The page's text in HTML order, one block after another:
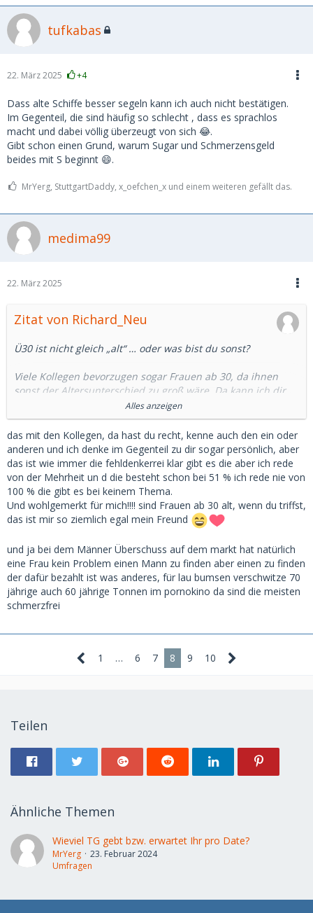
tufkabas
22. März 2025 +4
Dass alte Schiffe besser segeln kann ich auch nicht bestätigen.
Im Gegenteil, die sind häufig so schlecht , dass es sprachlos
macht und dabei völlig überzeugt von sich 😂.
Gibt schon einen Grund, warum Sugar und Schmerzensgeld
beides mit S beginnt 😄.
MrYerg, StuttgartDaddy, x_oefchen_x und einem weiteren gefällt das.
medima99
22. März 2025
Zitat von Richard_Neu
Ü30 ist nicht gleich „alt“ … oder was bist du sonst?
Viele Kollegen bevorzugen sogar Frauen ab 30, da ihnen
sonst der Altersunterschied zu groß wäre. Da kann ich dir
sogar einige aus dem Forum nennen.
18-jährige SBs können auch ziemlich naiv und nervig sein
und dich in Gesellschaft nicht immer gut aussehen lassen.
Ich habe davon gesprochen, dass der Großteil aller Frauen
keine Probleme hat, mit 30 oder 40 noch einen Mann oder
SD zu finden und das ist ein Fakt.
Wenn sie entsprechend attraktiv sind, klappt es auch mit 70
noch.
Deinen Text mit „Ich will aber nur 18-Jährige“ hättest du dir
daher auch sparen können, Kollege.
Alles anzeigen
das mit den Kollegen, da hast du recht, kenne auch den ein oder
anderen und ich denke im Gegenteil zu dir sogar persönlich, aber
das ist wie immer die fehldenkerrei klar gibt es die aber ich rede
von der Mehrheit un d die besteht schon bei 51 % ich rede nie von
100 % die gibt es bei keinem Thema.
Und wohlgemerkt für mich!!!! sind Frauen ab 30 alt, wenn du triffst,
das ist mir so ziemlich egal mein Freund
und ja bei dem Männer Überschuss auf dem markt hat natürlich
eine Frau kein Problem einen Mann zu finden aber einen zu finden
der dafür bezahlt ist was anderes, für lau bumsen verschwitze 70
jährige auch 60 jährige Tonnen im pornokino da sind die meisten
schmerzfrei
1 … 6 7 8 9 10
Teilen
Ähnliche Themen
Wieviel TG gebt bzw. erwartet Ihr pro Date?
MrYerg
23. Februar 2024
Umfragen